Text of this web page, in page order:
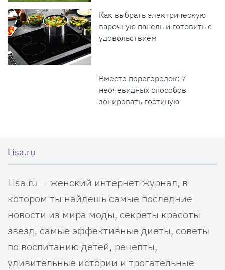
Как выбрать электрическую
варочную панель и готовить с
удовольствием
Вместо перегородок: 7
неочевидных способов
зонировать гостиную
Lisa.ru
Lisa.ru — женский интернет-журнал, в
котором ты найдешь самые последние
новости из мира моды, секреты красоты
звезд, самые эффективные диеты, советы
по воспитанию детей, рецепты,
удивительные истории и трогательные